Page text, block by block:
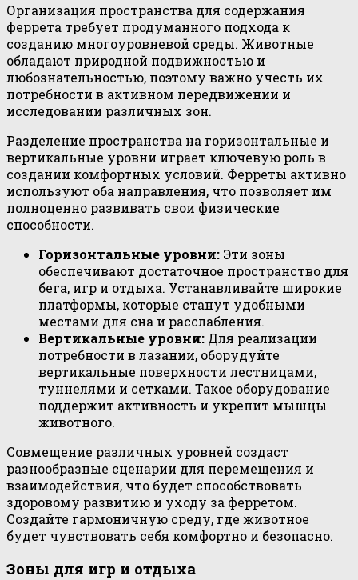
Организация пространства для содержания
феррета требует продуманного подхода к
созданию многоуровневой среды. Животные
обладают природной подвижностью и
любознательностью, поэтому важно учесть их
потребности в активном передвижении и
исследовании различных зон.
Разделение пространства на горизонтальные и
вертикальные уровни играет ключевую роль в
создании комфортных условий. Ферреты активно
используют оба направления, что позволяет им
полноценно развивать свои физические
способности.
Горизонтальные уровни: Эти зоны
обеспечивают достаточное пространство для
бега, игр и отдыха. Устанавливайте широкие
платформы, которые станут удобными
местами для сна и расслабления.
Вертикальные уровни: Для реализации
потребности в лазании, оборудуйте
вертикальные поверхности лестницами,
туннелями и сетками. Такое оборудование
поддержит активность и укрепит мышцы
животного.
Совмещение различных уровней создаст
разнообразные сценарии для перемещения и
взаимодействия, что будет способствовать
здоровому развитию и уходу за ферретом.
Создайте гармоничную среду, где животное
будет чувствовать себя комфортно и безопасно.
Зоны для игр и отдыха